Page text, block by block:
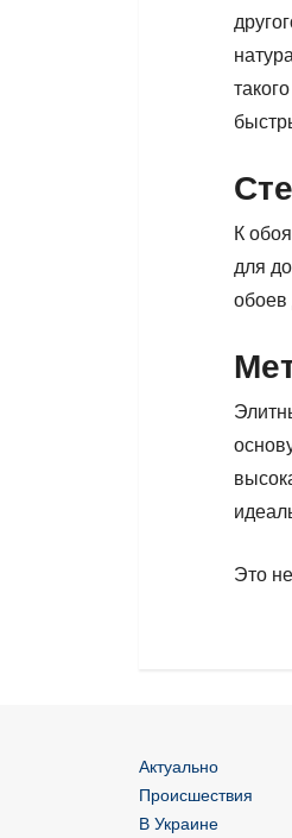
К
для
обоев
Это
Актуально
Происшествия
В Украине